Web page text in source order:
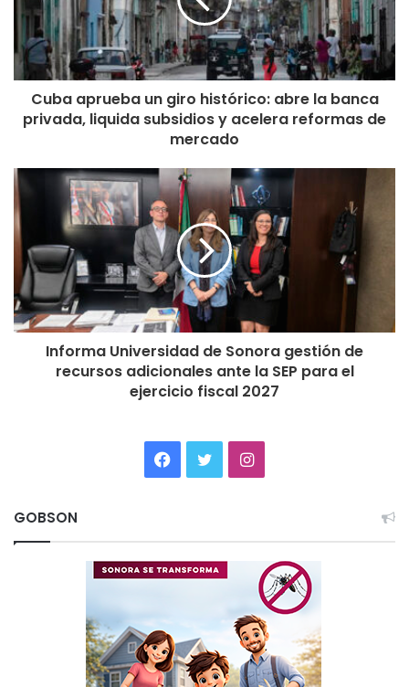
Cuba aprueba un giro histórico: abre la banca
privada, liquida subsidios y acelera reformas de
mercado
Informa Universidad de Sonora gestión de
recursos adicionales ante la SEP para el
ejercicio fiscal 2027
Facebook
TwitterInstagram
GOBSON